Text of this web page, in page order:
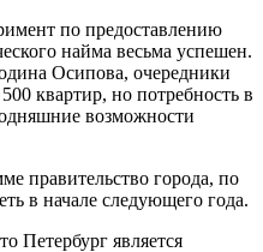
по предоставлению
найма весьма успешен.
Осипова, очередники
квартир, но потребность в
возможности
правительство города, по
в начале следующего года.
Петербург является